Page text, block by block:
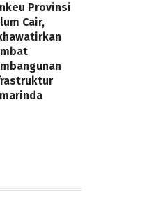
Provinsi
Cair,